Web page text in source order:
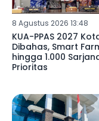
8 Agustus 2026 13:48
KUA-PPAS 2027
Dibahas, Smart
hingga 1.000
Prioritas